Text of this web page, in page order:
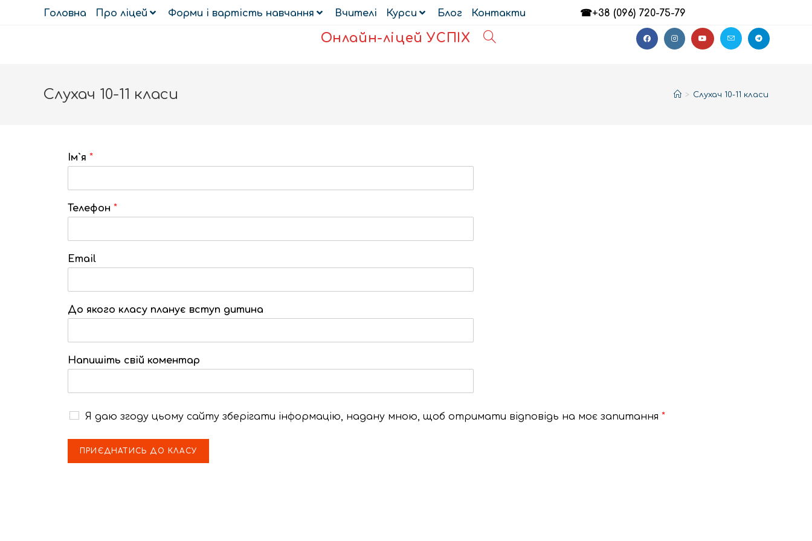
Головна Про ліцей Форми і вартість навчання Вчителі Курси Блог Контакти ☎+38 (096) 720-75-79
Онлайн-ліцей УСПІХ
Слухач 10-11 класи > Слухач 10-11 класи
Ім`я *
Телефон *
Email
До якого класу планує вступ дитина
Напишіть свій коментар
G
D
Я даю згоду цьому сайту зберігати інформацію, надану мною, щоб отримати відповідь на моє запитання *
ПРИЄДНАТИСЬ ДО КЛАСУ